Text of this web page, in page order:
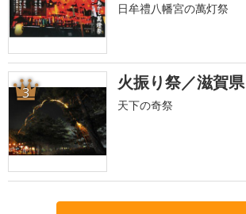
日牟禮八幡宮の萬灯祭
3 火振り祭／滋賀県
天下の奇祭